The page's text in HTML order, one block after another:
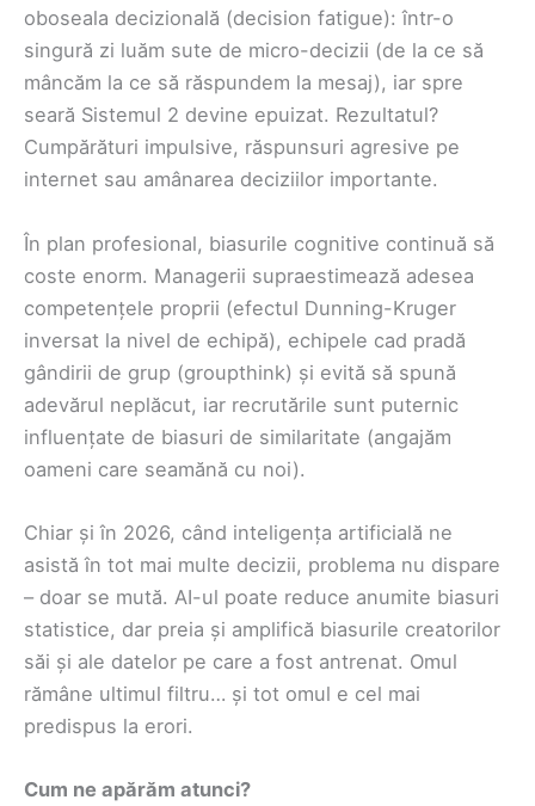
oboseala decizională (decision fatigue): într-o
singură zi luăm sute de micro-decizii (de la ce să
mâncăm la ce să răspundem la mesaj), iar spre
seară Sistemul 2 devine epuizat. Rezultatul?
Cumpărături impulsive, răspunsuri agresive pe
internet sau amânarea deciziilor importante.
În plan profesional, biasurile cognitive continuă să
coste enorm. Managerii supraestimează adesea
competențele proprii (efectul Dunning-Kruger
inversat la nivel de echipă), echipele cad pradă
gândirii de grup (groupthink) și evită să spună
adevărul neplăcut, iar recrutările sunt puternic
influențate de biasuri de similaritate (angajăm
oameni care seamănă cu noi).
Chiar și în 2026, când inteligența artificială ne
asistă în tot mai multe decizii, problema nu dispare
– doar se mută. AI-ul poate reduce anumite biasuri
statistice, dar preia și amplifică biasurile creatorilor
săi și ale datelor pe care a fost antrenat. Omul
rămâne ultimul filtru… și tot omul e cel mai
predispus la erori.
Cum ne apărăm atunci?